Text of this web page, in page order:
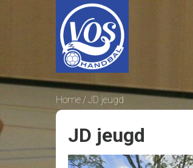
Home JD jeugd
JD jeugd